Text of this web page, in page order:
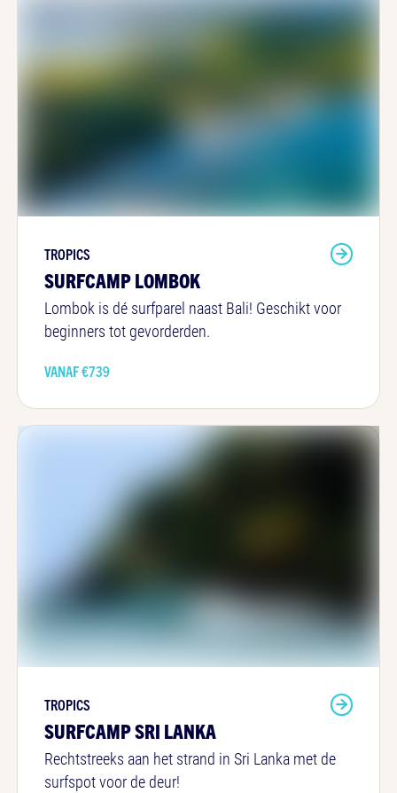
TROPICS
SURFCAMP LOMBOK
Lombok is dé surfparel naast Bali! Geschikt voor
beginners tot gevorderden.
VANAF €739
TROPICS
SURFCAMP SRI LANKA
Rechtstreeks aan het strand in Sri Lanka met de
surfspot voor de deur!